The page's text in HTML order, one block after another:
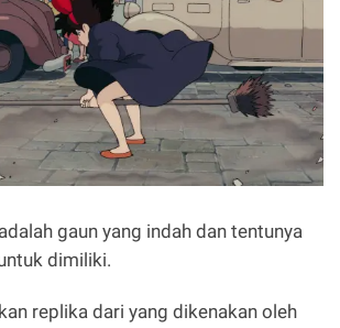
gaun yang indah dan tentunya
dimiliki.
replika dari yang dikenakan oleh